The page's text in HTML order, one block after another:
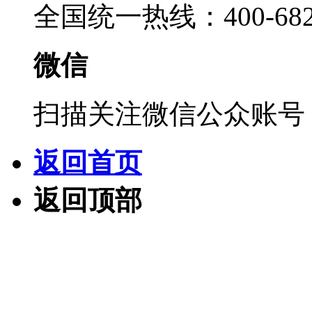
全国统一热线：400-
微信
扫描关注微信公众账号
返回首页
返回顶部